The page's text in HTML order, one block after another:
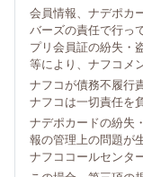
会員情報、ナデポカ
バーズの責任で行っ
プリ会員証の紛失・
等により、ナフコメ
ナフコが債務不履行
ナフコは一切責任を
ナデポカードの紛失
報の管理上の問題が
ナフココールセンタ